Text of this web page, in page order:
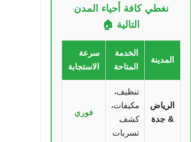
نغطي كافة أحياء المدن
التالية 🏠
المدينة
الخدمة
المتاحة
سرعة
الاستجابة
الرياض
& جدة
تنظيف،
مكيفات،
كشف
تسربات
فوري